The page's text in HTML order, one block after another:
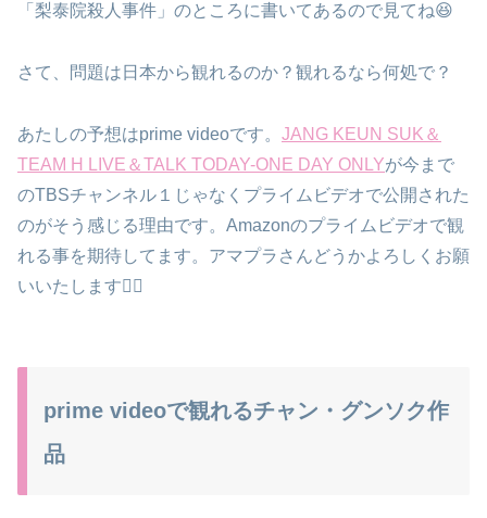
「梨泰院殺人事件」のところに書いてあるので見てね😆
さて、問題は日本から観れるのか？観れるなら何処で？
あたしの予想はprime videoです。 JANG KEUN SUK＆
TEAM H LIVE＆TALK TODAY-ONE DAY ONLYが今まで
のTBSチャンネル１じゃなくプライムビデオで公開された
のがそう感じる理由です。Amazonのプライムビデオで観
れる事を期待してます。アマプラさんどうかよろしくお願
いいたします🙇‍♀️
prime videoで観れるチャン・グンソク作
品